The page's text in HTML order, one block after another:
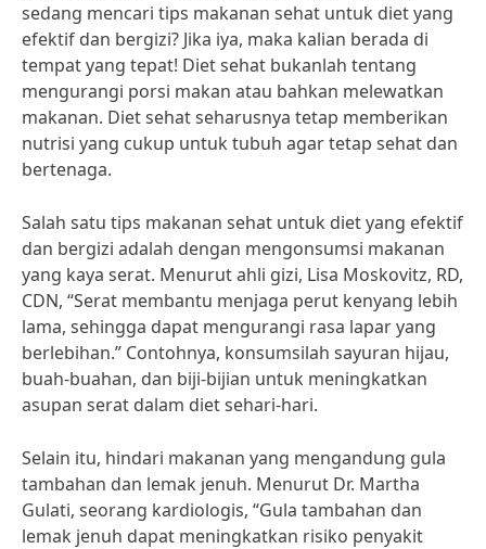
sedang mencari tips makanan sehat untuk diet yang
efektif dan bergizi? Jika iya, maka kalian berada di
tempat yang tepat! Diet sehat bukanlah tentang
mengurangi porsi makan atau bahkan melewatkan
makanan. Diet sehat seharusnya tetap memberikan
nutrisi yang cukup untuk tubuh agar tetap sehat dan
bertenaga.
Salah satu tips makanan sehat untuk diet yang efektif
dan bergizi adalah dengan mengonsumsi makanan
yang kaya serat. Menurut ahli gizi, Lisa Moskovitz, RD,
CDN, “Serat membantu menjaga perut kenyang lebih
lama, sehingga dapat mengurangi rasa lapar yang
berlebihan.” Contohnya, konsumsilah sayuran hijau,
buah-buahan, dan biji-bijian untuk meningkatkan
asupan serat dalam diet sehari-hari.
Selain itu, hindari makanan yang mengandung gula
tambahan dan lemak jenuh. Menurut Dr. Martha
Gulati, seorang kardiologis, “Gula tambahan dan
lemak jenuh dapat meningkatkan risiko penyakit